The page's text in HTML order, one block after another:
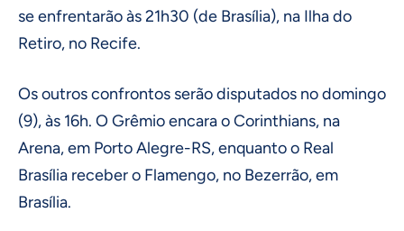
se enfrentarão às 21h30 (de Brasília), na Ilha do
Retiro, no Recife.
Os outros confrontos serão disputados no domingo
(9), às 16h. O Grêmio encara o Corinthians, na
Arena, em Porto Alegre-RS, enquanto o Real
Brasília receber o Flamengo, no Bezerrão, em
Brasília.